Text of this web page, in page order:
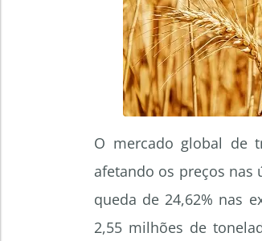
O mercado global de
afetando os preços nas
queda de 24,62% nas
2,55 milhões de